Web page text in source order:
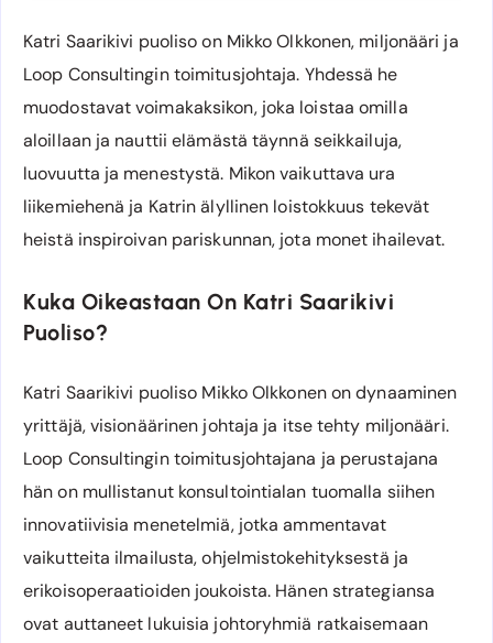
Katri Saarikivi puoliso on Mikko Olkkonen, miljonääri ja
Loop Consultingin toimitusjohtaja. Yhdessä he
muodostavat voimakaksikon, joka loistaa omilla
aloillaan ja nauttii elämästä täynnä seikkailuja,
luovuutta ja menestystä. Mikon vaikuttava ura
liikemiehenä ja Katrin älyllinen loistokkuus tekevät
heistä inspiroivan pariskunnan, jota monet ihailevat.
Kuka Oikeastaan On Katri Saarikivi
Puoliso?
Katri Saarikivi puoliso Mikko Olkkonen on dynaaminen
yrittäjä, visionäärinen johtaja ja itse tehty miljonääri.
Loop Consultingin toimitusjohtajana ja perustajana
hän on mullistanut konsultointialan tuomalla siihen
innovatiivisia menetelmiä, jotka ammentavat
vaikutteita ilmailusta, ohjelmistokehityksestä ja
erikoisoperaatioiden joukoista. Hänen strategiansa
ovat auttaneet lukuisia johtoryhmiä ratkaisemaan